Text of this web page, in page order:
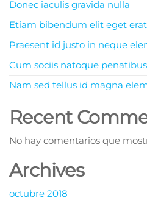
Donec iaculis gravida nulla
Etiam bibendum elit eget erat
Praesent id justo in neque
Cum sociis natoque
Nam sed tellus id magna
Recent
No hay comentarios que
Archives
octubre 2018